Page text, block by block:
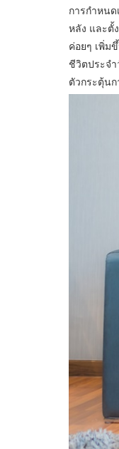
การกำหนด
หลัง และตั้
ค่อยๆ เพิ่ม
ชีวิตประจำ
ตัวกระตุ้นก